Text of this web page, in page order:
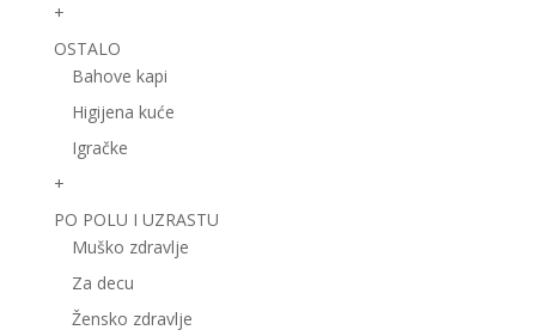
+
OSTALO
Bahove kapi
Higijena kuće
Igračke
+
PO POLU I UZRASTU
Muško zdravlje
Za decu
Žensko zdravlje